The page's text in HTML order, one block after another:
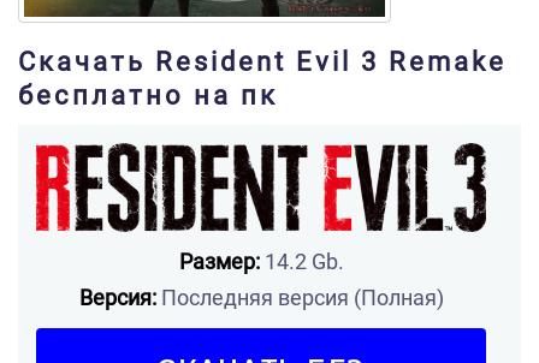
Скачать Resident Evil 3 Remake
бесплатно на пк
Размер:14.2 Gb.
Версия:Последняя версия (Полная)